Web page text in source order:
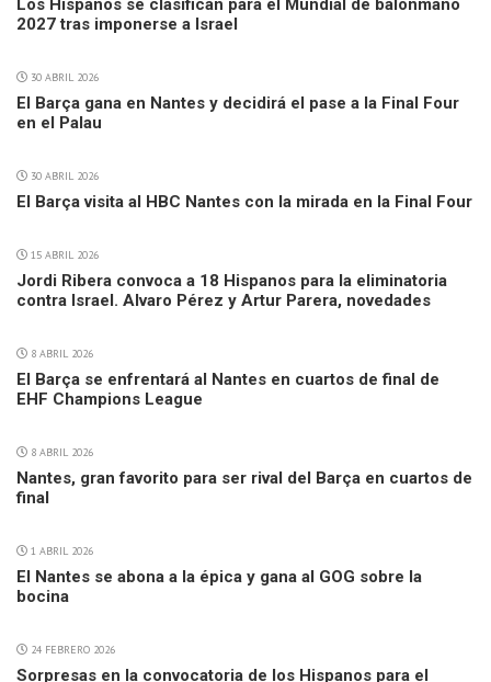
Los Hispanos se clasifican para el Mundial de balonmano
2027 tras imponerse a Israel
30 ABRIL 2026
El Barça gana en Nantes y decidirá el pase a la Final Four
en el Palau
30 ABRIL 2026
El Barça visita al HBC Nantes con la mirada en la Final Four
15 ABRIL 2026
Jordi Ribera convoca a 18 Hispanos para la eliminatoria
contra Israel. Alvaro Pérez y Artur Parera, novedades
8 ABRIL 2026
El Barça se enfrentará al Nantes en cuartos de final de
EHF Champions League
8 ABRIL 2026
Nantes, gran favorito para ser rival del Barça en cuartos de
final
1 ABRIL 2026
El Nantes se abona a la épica y gana al GOG sobre la
bocina
24 FEBRERO 2026
Sorpresas en la convocatoria de los Hispanos para el